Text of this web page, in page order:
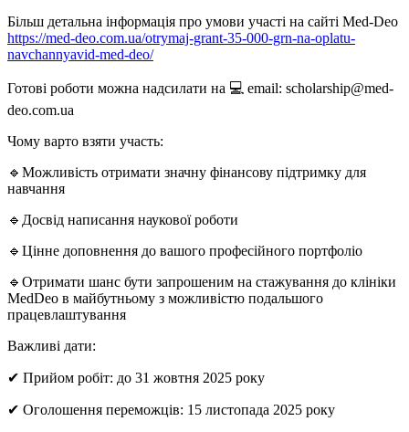
Більш детальна інформація про умови участі на сайті Med-Deo
https://med-deo.com.ua/otrymaj-grant-35-000-grn-na-oplatu-
navchannyavid-med-deo/
Готові роботи можна надсилати на 💻 email: scholarship@med-
deo.com.ua
Чому варто взяти участь:
🔹Можливість отримати значну фінансову підтримку для
навчання
🔹Досвід написання наукової роботи
🔹Цінне доповнення до вашого професійного портфоліо
🔹Отримати шанс бути запрошеним на стажування до клініки
MedDeo в майбутньому з можливістю подальшого
працевлаштування
Важливі дати:
✔ Прийом робіт: до 31 жовтня 2025 року
✔ Оголошення переможців: 15 листопада 2025 року